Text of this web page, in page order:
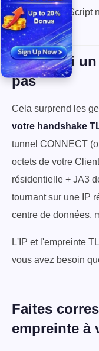
moindre JavaScript
Pourquoi
pas
Cela surprend les
votre handshake
tunnel CONNECT
octets de votre
résidentielle + JA3
tournant sur une IP
centre de données,
L'IP et l'empreinte
vous avez besoin
Faites
empreinte à